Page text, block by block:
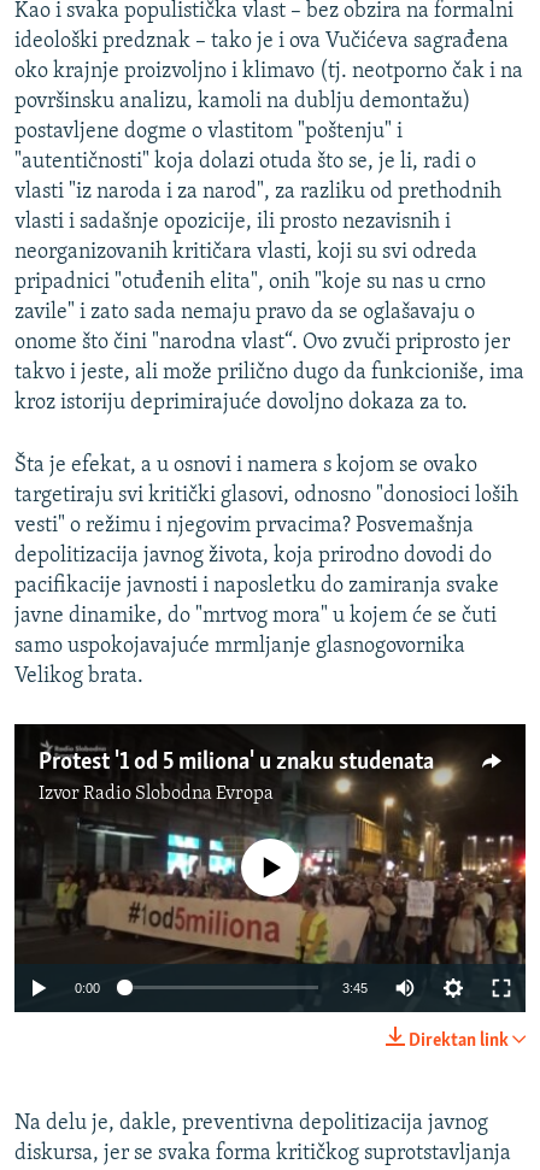
Kao i svaka populistička vlast – bez obzira na formalni
ideološki predznak – tako je i ova Vučićeva sagrađena
oko krajnje proizvoljno i klimavo (tj. neotporno čak i na
površinsku analizu, kamoli na dublju demontažu)
postavljene dogme o vlastitom "poštenju" i
"autentičnosti" koja dolazi otuda što se, je li, radi o
vlasti "iz naroda i za narod", za razliku od prethodnih
vlasti i sadašnje opozicije, ili prosto nezavisnih i
neorganizovanih kritičara vlasti, koji su svi odreda
pripadnici "otuđenih elita", onih "koje su nas u crno
zavile" i zato sada nemaju pravo da se oglašavaju o
onome što čini "narodna vlast“. Ovo zvuči priprosto jer
takvo i jeste, ali može prilično dugo da funkcioniše, ima
kroz istoriju deprimirajuće dovoljno dokaza za to.
Šta je efekat, a u osnovi i namera s kojom se ovako
targetiraju svi kritički glasovi, odnosno "donosioci loših
vesti" o režimu i njegovim prvacima? Posvemašnja
depolitizacija javnog života, koja prirodno dovodi do
pacifikacije javnosti i naposletku do zamiranja svake
javne dinamike, do "mrtvog mora" u kojem će se čuti
samo uspokojavajuće mrmljanje glasnogovornika
Velikog brata.
Protest '1 od 5 miliona' u znaku studenata
IzvorRadio Slobodna Evropa
No media source currently available
0:00 3:45
Direktan link
Na delu je, dakle, preventivna depolitizacija javnog
diskursa, jer se svaka forma kritičkog suprotstavljanja